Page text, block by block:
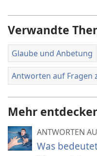
Verwandte
Glaube und Anbetung
Antworten auf Fragen
Mehr
ANTWORTEN
Was